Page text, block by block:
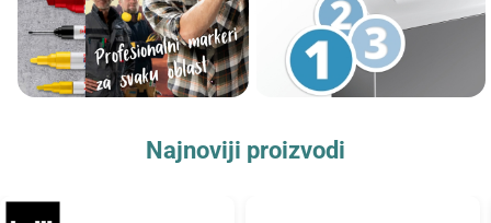
Najnoviji proizvodi